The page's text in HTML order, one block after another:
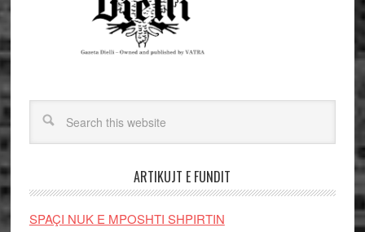
ARTIKUJT E FUNDIT
SPAÇI NUK E MPOSHTI SHPIRTIN